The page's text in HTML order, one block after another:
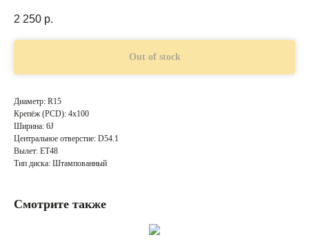
2 250 р.
Out of stock
Диаметр: R15
Крепёж (PCD): 4x100
Ширина: 6J
Центральное отверстие: D54.1
Вылет: ET48
Тип диска: Штампованный
Смотрите также